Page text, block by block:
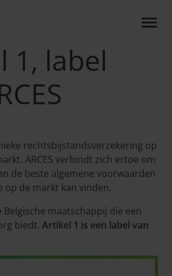
LABEL VAN
1, label
rechtsbijstandsverzekering op
ARCES verbindt zich ertoe om
de beste algemene voorwaarden
op de markt kan vinden.
Belgische maatschappij die een
biedt. Artikel 1 is een label van